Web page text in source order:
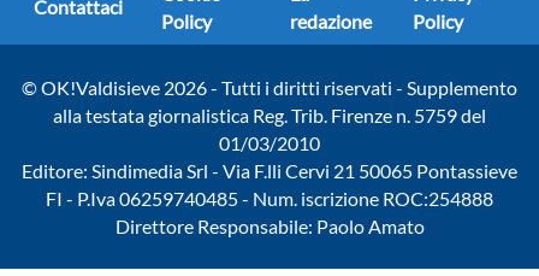
Contattaci
Policy
redazione
Policy
© OK!Valdisieve 2026 - Tutti i diritti riservati - Supplemento
alla testata giornalistica Reg. Trib. Firenze n. 5759 del
01/03/2010
Editore: Sindimedia Srl - Via F.lli Cervi 21 50065 Pontassieve
FI - P.Iva 06259740485 - Num. iscrizione ROC:254888
Direttore Responsabile: Paolo Amato